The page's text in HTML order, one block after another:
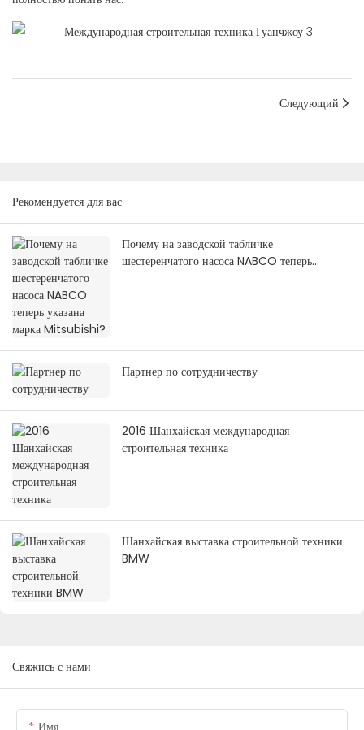
Следующий
Рекомендуется для вас
Почему на заводской табличке
шестеренчатого насоса NABCO теперь
Партнер по сотрудничеству
2016 Шанхайская международная
строительная техника
Шанхайская выставка строительной техники
BMW
Свяжись с нами